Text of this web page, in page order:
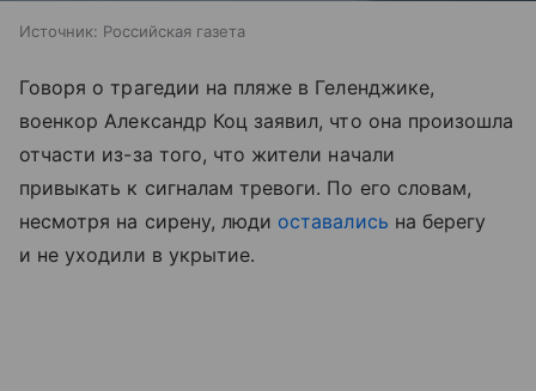
Источник: Российская газета
Говоря о трагедии на пляже в Геленджике,
военкор Александр Коц заявил, что она произошла
отчасти из-за того, что жители начали
привыкать к сигналам тревоги. По его словам,
несмотря на сирену, люди оставались на берегу
и не уходили в укрытие.